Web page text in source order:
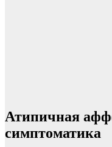
Атипичная
симптоматика